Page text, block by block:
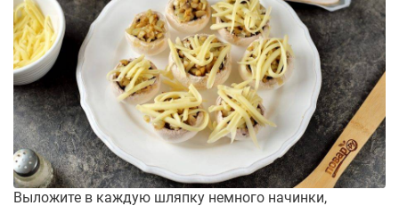
Выложите в каждую шляпку немного начинки,